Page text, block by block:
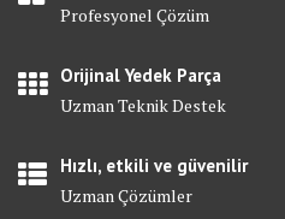
Profesyonel Çözüm
Orijinal Yedek Parça
Uzman Teknik Destek
Hızlı, etkili ve güvenilir
Uzman Çözümler